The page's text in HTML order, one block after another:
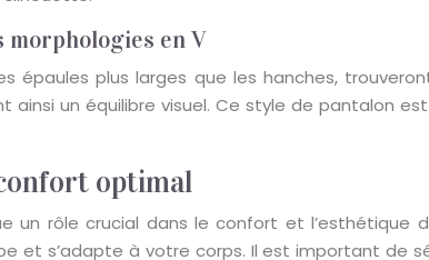
en V
épaules plus larges que les hanches,
ainsi un équilibre visuel. Ce style de pantalon
optimal
un rôle crucial dans le confort et l’esthétique
et s’adapte à votre corps. Il est important de